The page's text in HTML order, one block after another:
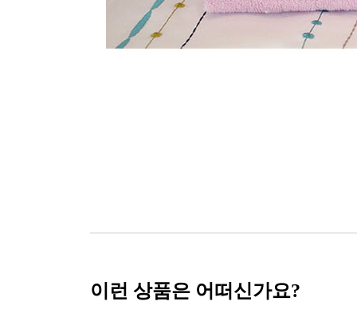
이런 상품은 어떠신가요?